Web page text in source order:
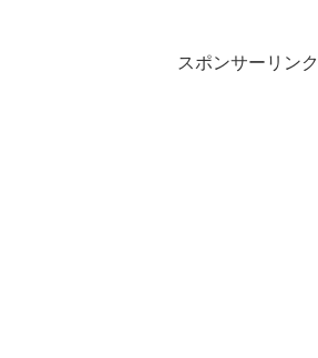
スポンサーリンク